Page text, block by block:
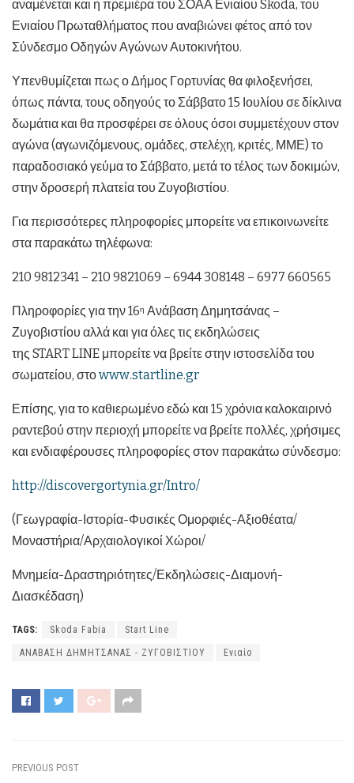
αναμένεται και η πρεμιέρα του ΣΟΑΑ Ενιαίου Skoda, του
Ενιαίου Πρωταθλήματος που αναβιώνει φέτος από τον
Σύνδεσμο Οδηγών Αγώνων Αυτοκινήτου.
Υπενθυμίζεται πως ο Δήμος Γορτυνίας θα φιλοξενήσει,
όπως πάντα, τους οδηγούς το Σάββατο 15 Ιουλίου σε δίκλινα
δωμάτια και θα προσφέρει σε όλους όσοι συμμετέχουν στον
αγώνα (αγωνιζόμενους, ομάδες, στελέχη, κριτές, ΜΜΕ) το
παραδοσιακό γεύμα το Σάββατο, μετά το τέλος των δοκιμών,
στην δροσερή πλατεία του Ζυγοβιστίου.
Για περισσότερες πληροφορίες μπορείτε να επικοινωνείτε
στα παρακάτω τηλέφωνα:
210 9812341 – 210 9821069 – 6944 308148 – 6977 660565
Πληροφορίες για την 16η Ανάβαση Δημητσάνας –
Ζυγοβιστίου αλλά και για όλες τις εκδηλώσεις
της STARTLINE μπορείτε να βρείτε στην ιστοσελίδα του
σωματείου, στοwww.startline.gr
Επίσης, για το καθιερωμένο εδώ και 15 χρόνια καλοκαιρινό
ραντεβού στην περιοχή μπορείτε να βρείτε πολλές, χρήσιμες
και ενδιαφέρουσες πληροφορίες στον παρακάτω σύνδεσμο:
http://discovergortynia.gr/Intro/
(Γεωγραφία-Ιστορία-Φυσικές Ομορφιές-Αξιοθέατα/
Μοναστήρια/Αρχαιολογικοί Χώροι/
Μνημεία-Δραστηριότητες/Εκδηλώσεις-Διαμονή-
Διασκέδαση)
TAGS: Skoda Fabia Start Line
ΑΝΑΒΑΣΗ ΔΗΜΗΤΣΑΝΑΣ - ΖΥΓΟΒΙΣΤΙΟΥ Ενιαίο
PREVIOUS POST